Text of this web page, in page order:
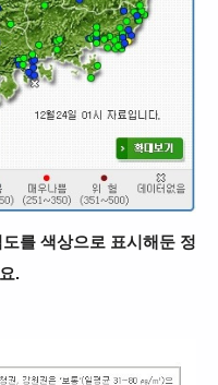
를 색상으로 표시해둔 정
.